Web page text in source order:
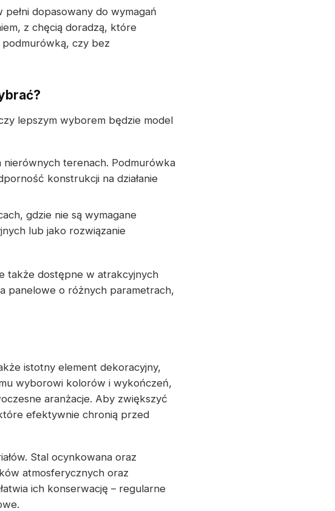
dopasowany do wymagań
z chęcią doradzą, które
czy bez
lepszym wyborem będzie model
nierównych terenach. Podmurówka
konstrukcji na działanie
gdzie nie są wymagane
lub jako rozwiązanie
także dostępne w atrakcyjnych
panelowe o różnych parametrach,
istotny element dekoracyjny,
wyborowi kolorów i wykończeń,
aranżacje. Aby zwiększyć
efektywnie chronią przed
Stal ocynkowana oraz
atmosferycznych oraz
ich konserwację – regularne